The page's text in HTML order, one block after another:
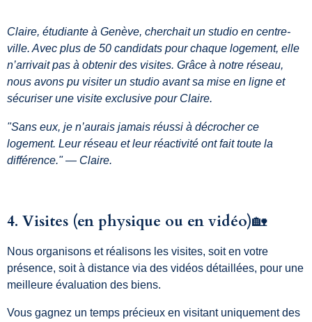
Claire, étudiante à Genève, cherchait un studio en centre-
ville. Avec plus de 50 candidats pour chaque logement, elle
n’arrivait pas à obtenir des visites. Grâce à notre réseau,
nous avons pu visiter un studio avant sa mise en ligne et
sécuriser une visite exclusive pour Claire.
"Sans eux, je n’aurais jamais réussi à décrocher ce
logement. Leur réseau et leur réactivité ont fait toute la
différence." — Claire.
4. Visites (en physique ou en vidéo)🏡
Nous organisons et réalisons les visites, soit en votre
présence, soit à distance via des vidéos détaillées, pour une
meilleure évaluation des biens.
Vous gagnez un temps précieux en visitant uniquement des